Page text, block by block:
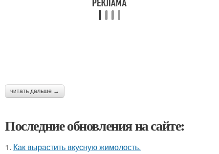
читать дальше →
Последние обновления на сайте:
1. Как вырастить вкусную жимолость.